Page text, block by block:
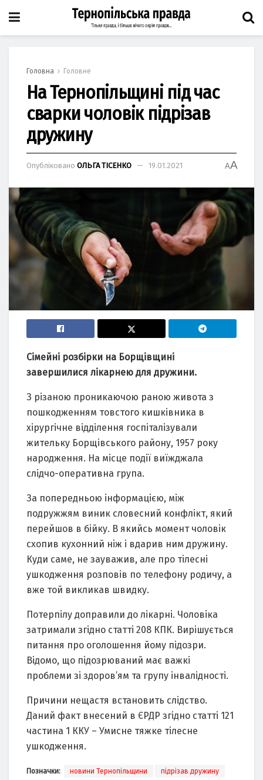
Головна Головне
На Тернопільщині під час
сварки чоловік підрізав
дружину
Опубліковано ОЛЬГА ТІСЕНКО 19.01.2021 AA
Сімейні розбірки на Борщівщині
завершилися лікарнею для дружини.
З різаною проникаючою раною живота з
пошкодженням товстого кишківника в
хірургічне відділення госпіталізували
жительку Борщівського району, 1957 року
народження. На місце події виїжджала
слідчо-оперативна група.
За попередньою інформацією, між
подружжям виник словесний конфлікт, який
перейшов в бійку. В якийсь момент чоловік
схопив кухонний ніж і вдарив ним дружину.
Куди саме, не зауважив, але про тілесні
ушкодження розповів по телефону родичу, а
вже той викликав швидку.
Потерпілу доправили до лікарні. Чоловіка
затримали згідно статті 208 КПК. Вирішується
питання про оголошення йому підозри.
Відомо, що підозрюваний має важкі
проблеми зі здоров’ям та групу інвалідності.
Причини нещастя встановить слідство.
Даний факт внесений в ЄРДР згідно статті 121
частина 1 ККУ – Умисне тяжке тілесне
ушкодження.
Позначки: новини Тернопільщини підрізав дружину